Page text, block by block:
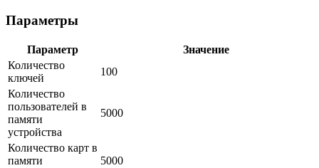
Параметры
Параметр
Значение
Количество
ключей
100
Количество
пользователей в
памяти
устройства
5000
Количество карт в
памяти
5000